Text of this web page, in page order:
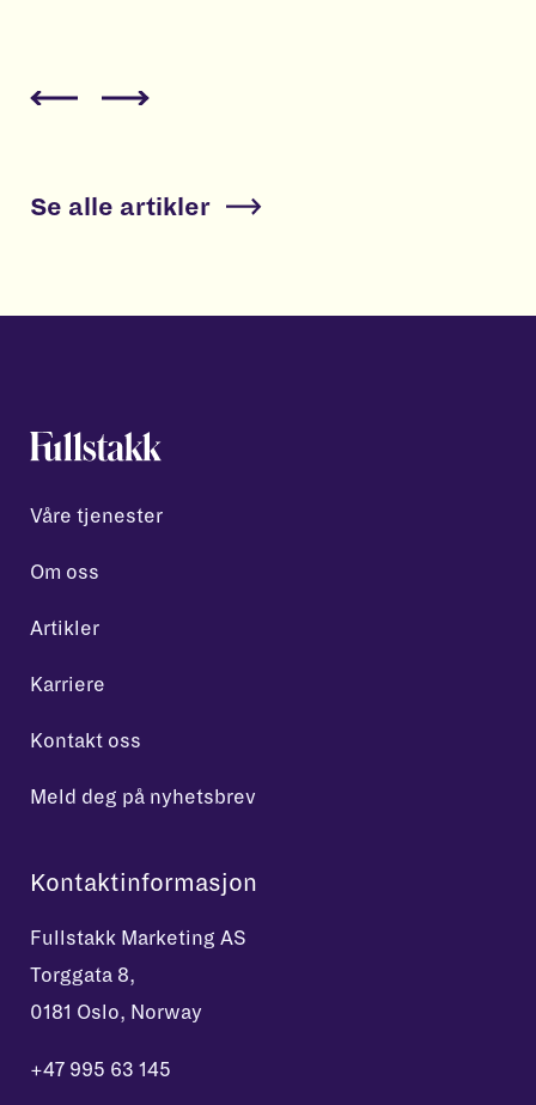
Se alle artikler
Våre tjenester
Om oss
Artikler
Karriere
Kontakt oss
Meld deg på nyhetsbrev
Kontaktinformasjon
Fullstakk Marketing AS
Torggata 8,
0181 Oslo, Norway
+47 995 63 145